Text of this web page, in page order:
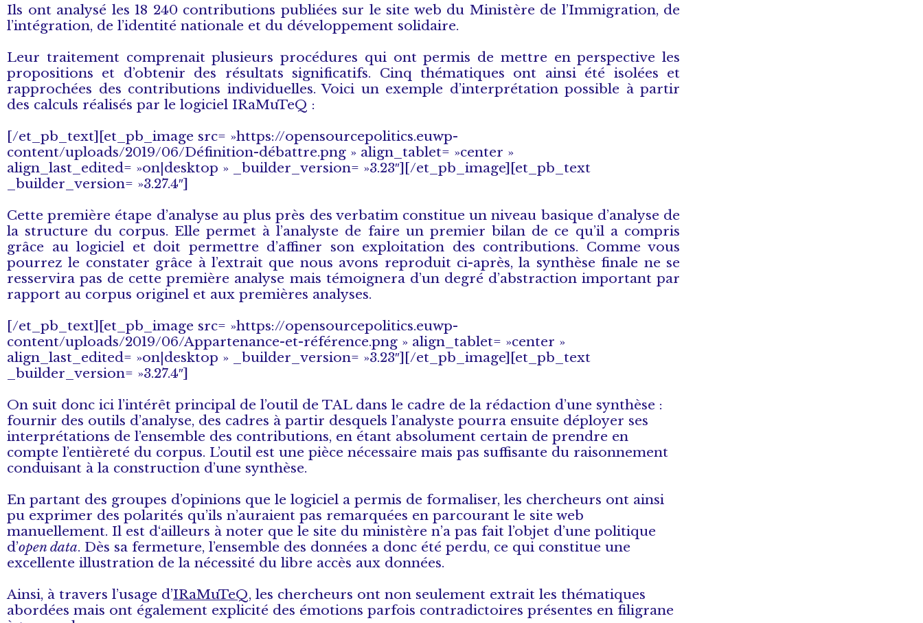
Ils ont analysé les 18 240 contributions publiées sur le site web du Ministère de l’Immigration, de
l’intégration, de l’identité nationale et du développement solidaire.
Leur traitement comprenait plusieurs procédures qui ont permis de mettre en perspective les
propositions et d’obtenir des résultats significatifs. Cinq thématiques ont ainsi été isolées et
rapprochées des contributions individuelles. Voici un exemple d’interprétation possible à partir
des calculs réalisés par le logiciel IRaMuTeQ :
[/et_pb_text][et_pb_image src= »https://opensourcepolitics.euwp-
content/uploads/2019/06/Définition-débattre.png » align_tablet= »center »
align_last_edited= »on|desktop » _builder_version= »3.23″][/et_pb_image][et_pb_text
_builder_version= »3.27.4″]
Cette première étape d’analyse au plus près des verbatim constitue un niveau basique d’analyse de
la structure du corpus. Elle permet à l’analyste de faire un premier bilan de ce qu’il a compris
grâce au logiciel et doit permettre d’affiner son exploitation des contributions. Comme vous
pourrez le constater grâce à l’extrait que nous avons reproduit ci-après, la synthèse finale ne se
resservira pas de cette première analyse mais témoignera d’un degré d’abstraction important par
rapport au corpus originel et aux premières analyses.
[/et_pb_text][et_pb_image src= »https://opensourcepolitics.euwp-
content/uploads/2019/06/Appartenance-et-référence.png » align_tablet= »center »
align_last_edited= »on|desktop » _builder_version= »3.23″][/et_pb_image][et_pb_text
_builder_version= »3.27.4″]
On suit donc ici l’intérêt principal de l’outil de TAL dans le cadre de la rédaction d’une synthèse :
fournir des outils d’analyse, des cadres à partir desquels l’analyste pourra ensuite déployer ses
interprétations de l’ensemble des contributions, en étant absolument certain de prendre en
compte l’entièreté du corpus. L’outil est une pièce nécessaire mais pas suffisante du raisonnement
conduisant à la construction d’une synthèse.
En partant des groupes d’opinions que le logiciel a permis de formaliser, les chercheurs ont ainsi
pu exprimer des polarités qu’ils n’auraient pas remarquées en parcourant le site web
manuellement. Il est d‘ailleurs à noter que le site du ministère n’a pas fait l’objet d’une politique
d’open data. Dès sa fermeture, l’ensemble des données a donc été perdu, ce qui constitue une
excellente illustration de la nécessité du libre accès aux données.
Ainsi, à travers l’usage d’IRaMuTeQ, les chercheurs ont non seulement extrait les thématiques
abordées mais ont également explicité des émotions parfois contradictoires présentes en filigrane